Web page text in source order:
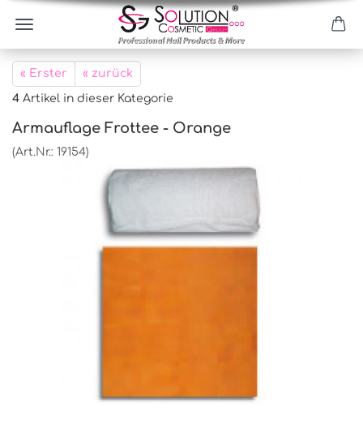
« Erster « zurück
4 Artikel in dieser Kategorie
Armauflage Frottee - Orange
(Art.Nr.: 19154)